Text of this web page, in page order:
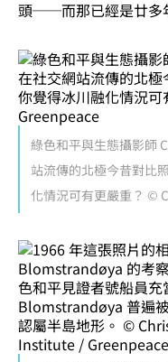
頭──而那已經是廿多
綠色和平與生態攝影師
站流傳的北極今昔對比
化情況可有更嚴重？ ©